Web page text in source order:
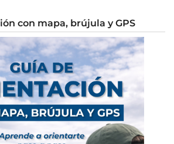
con mapa, brújula y GPS